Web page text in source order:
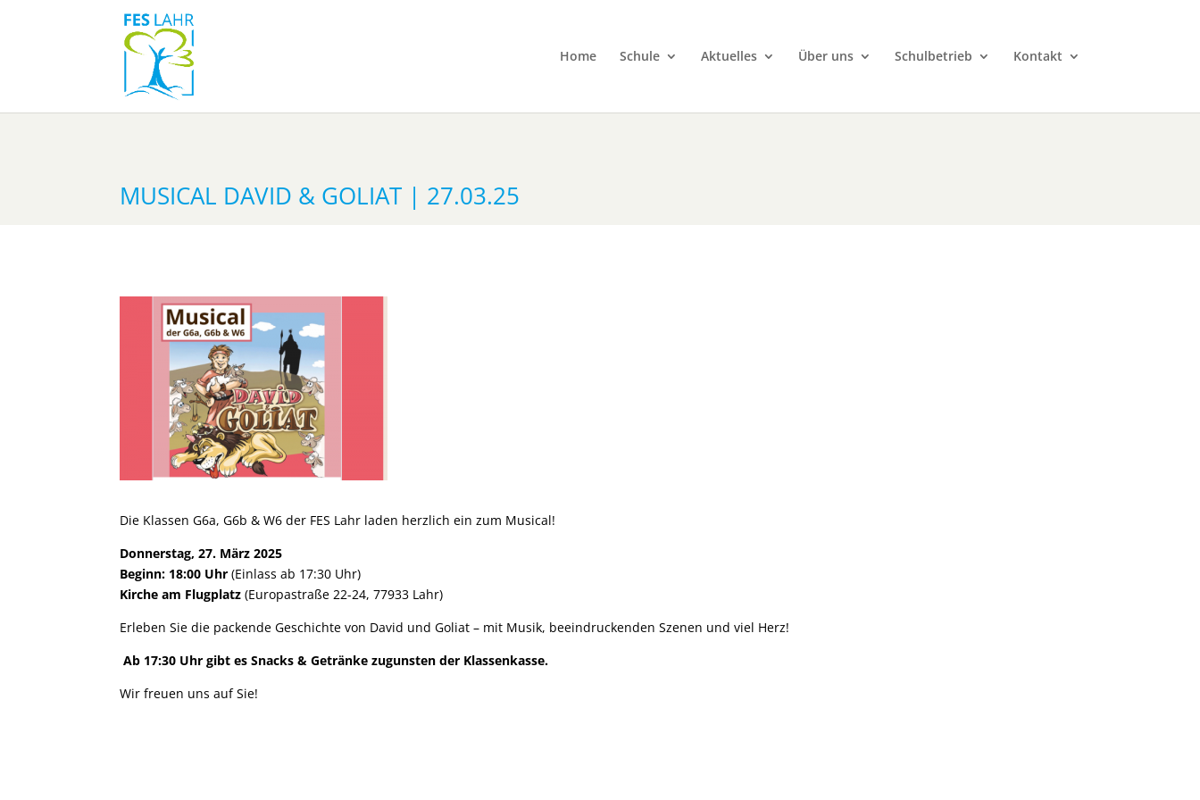
Home Schule Aktuelles Über uns Schulbetrieb Kontakt
MUSICAL DAVID & GOLIAT | 27.03.25
Die Klassen G6a, G6b & W6 der FES Lahr laden herzlich ein zum Musical!
Donnerstag, 27. März 2025
Beginn: 18:00 Uhr (Einlassab 17:30 Uhr)
Kirche am Flugplatz (Europastraße 22-24, 77933 Lahr)
Erleben Sie die packende Geschichte von David und Goliat – mit Musik, beeindruckenden Szenen und viel Herz!
Ab 17:30 Uhr gibt es Snacks & Getränke zugunsten der Klassenkasse.
Wir freuen uns auf Sie!